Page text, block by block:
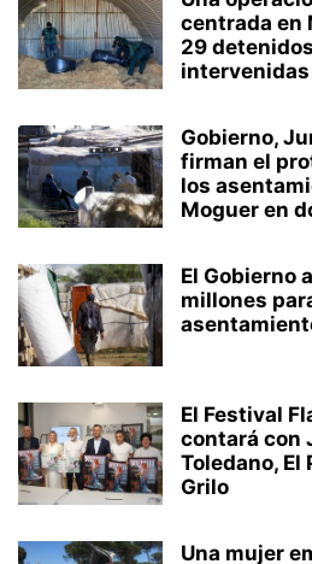
ZALAMEA LA
centrada en
29
intervenidas
Gobierno,
firman el
los
Moguer en
El Gobierno
millones
El Festival
contará con
Toledano, El
Grilo
Una mujer